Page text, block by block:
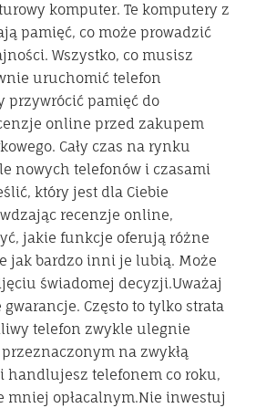
komputer. Te komputery z
pamięć, co może prowadzić
Wszystko, co musisz
uruchomić telefon
przywrócić pamięć do
online przed zakupem
Cały czas na rynku
nowych telefonów i czasami
który jest dla Ciebie
recenzje online,
jakie funkcje oferują różne
jak bardzo inni je lubią. Może
świadomej decyzji.Uważaj
Często to tylko strata
telefon zwykle ulegnie
na zwykłą
handlujesz telefonem co roku,
mniej opłacalnym.Nie inwestuj